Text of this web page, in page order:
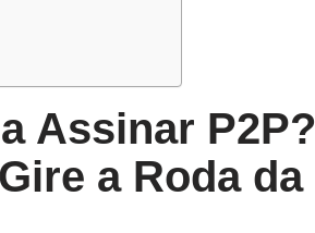
Assinar P2P?
a Roda da